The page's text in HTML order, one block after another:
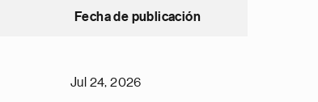
Fecha de publicación
Jul 24, 2026